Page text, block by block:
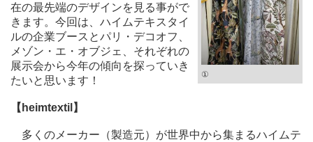
①
在の最先端のデザインを見る事がで
きます。今回は、ハイムテキスタイ
ルの企業ブースとパリ・デコオフ、
メゾン・エ・オブジェ、それぞれの
展示会から今年の傾向を探っていき
たいと思います！
【heimtextil】
多くのメーカー（製造元）が世界中から集まるハイムテ